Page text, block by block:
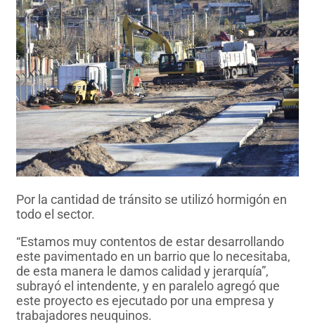
Por la cantidad de tránsito se utilizó hormigón en
todo el sector.
“Estamos muy contentos de estar desarrollando
este pavimentado en un barrio que lo necesitaba,
de esta manera le damos calidad y jerarquía”,
subrayó el intendente, y en paralelo agregó que
este proyecto es ejecutado por una empresa y
trabajadores neuquinos.